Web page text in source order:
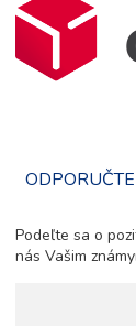
Podeľte sa o
nás Vašim